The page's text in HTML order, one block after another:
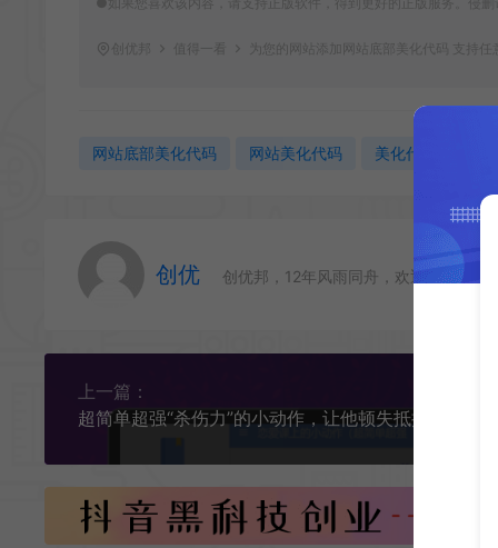
创优邦 值得一看 为您的网站添加网站底部美化代码 支持
网站底部美化代码 网站美化代码 美化代码
创优 创优邦，12年风雨同舟，欢迎您一起缔
上一篇：